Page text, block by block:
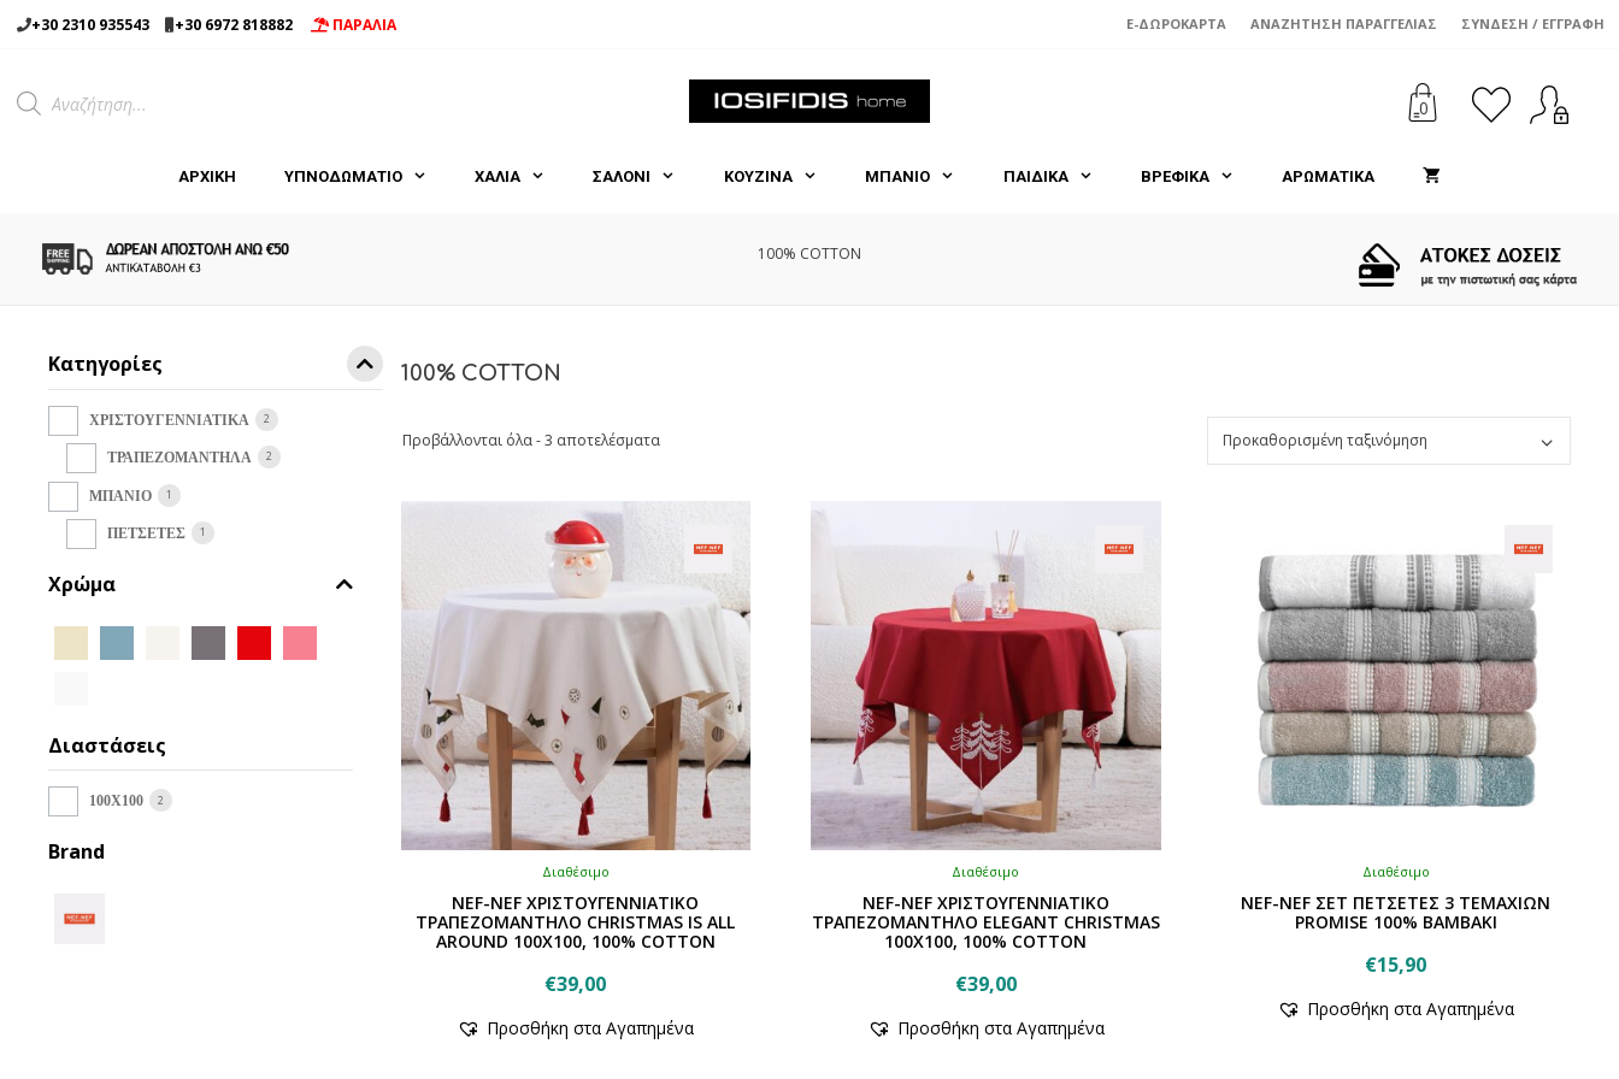
Μετάβαση
σε
+30 2310 935543 +30 6972 818882 ΠΑΡΑΛΙΑ E-ΔΩΡΟΚΆΡΤΑ ΑΝΑΖΉΤΗΣΗ ΠΑΡΑΓΓΕΛΊΑΣ ΣΎΝΔΕΣΗ / ΕΓΓΡΑΦΉ
Products
search 0
ΑΡΧΙΚΉ ΥΠΝΟΔΩΜΑΤΙΟ ΧΑΛΙΑ ΣΑΛΟΝΙ ΚΟΥΖΙΝΑ ΜΠΑΝΙΟ ΠΑΙΔΙΚΑ ΒΡΕΦΙΚΑ ΑΡΩΜΑΤΙΚΑ
100% COTTON
100% COTTON
Προβάλλονται όλα - 3 αποτελέσματα
Διαθέσιμο
NEF-NEF ΧΡΙΣΤΟΥΓΕΝΝΙΑΤΙΚΟ
ΤΡΑΠΕΖΟΜΑΝΤΗΛΟ CHRISTMAS IS ALL
AROUND 100X100, 100% COTTON
€39,00
το
Προσθήκη στα Αγαπημένα
Διαθέσιμο
NEF-NEF ΧΡΙΣΤΟΥΓΕΝΝΙΑΤΙΚΟ
ΤΡΑΠΕΖΟΜΑΝΤΗΛΟ ELEGANT CHRISTMAS
100X100, 100% COTTON
€39,00
το
Προσθήκη στα Αγαπημένα
Διαθέσιμο
NEF-NEF ΣΕΤ ΠΕΤΣΕΤΕΣ 3 ΤΕΜΑΧΙΩΝ
PROMISE 100% BAMBAKI
€15,90
το
Προσθήκη στα Αγαπημένα
Κατηγορίες
ΧΡΙΣΤΟΥΓΕΝΝΙΑΤΙΚΑ 2
ΤΡΑΠΕΖΟΜΑΝΤΗΛΑ 2
ΜΠΑΝΙΟ 1
ΠΕΤΣΕΤΕΣ 1
Χρώμα
Διαστάσεις
100X100 2
Brand